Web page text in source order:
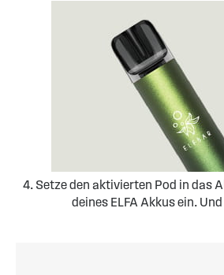
4. Setze den aktivierten Pod in das
deines ELFA Akkus ein.